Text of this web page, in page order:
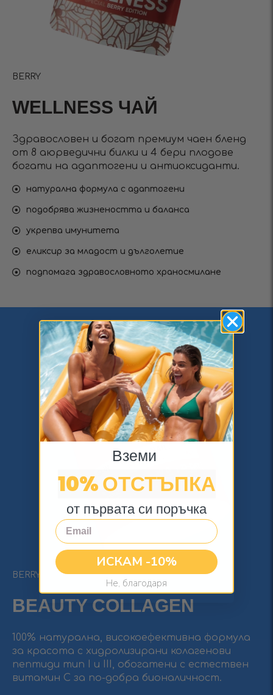
BERRY
WELLNESS ЧАЙ
Здравословен и богат премиум чаен бленд
от 8 аюрведични билки и 4 бери плодове
богати на адаптогени и антиоксиданти.
натурална формула с адаптогени
подобрява жизнеността и баланса
укрепва имунитета
еликсир за младост и дълголетие
подпомага здравословното храносмилане
BERRY
BEAUTY COLLAGEN
100% натурална, високоефективна формула
за красота с хидролизирани колагенови
пептиди тип I и III, обогатени с естествен
витамин C за по-добра бионаличност.
Вземи
10% ОТСТЪПКА
от първата си поръчка
Email
ИСКАМ -10%
Не, благодаря